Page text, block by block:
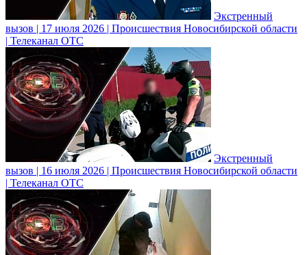
Экстренный
вызов | 17 июля 2026 | Происшествия Новосибирской области
| Телеканал ОТС
Экстренный
вызов | 16 июля 2026 | Происшествия Новосибирской области
| Телеканал ОТС